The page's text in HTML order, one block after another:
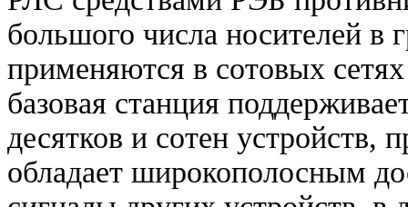
большого числа носителей в
применяются в сотовых
базовая станция
десятков и сотен устройств,
обладает широкополосным